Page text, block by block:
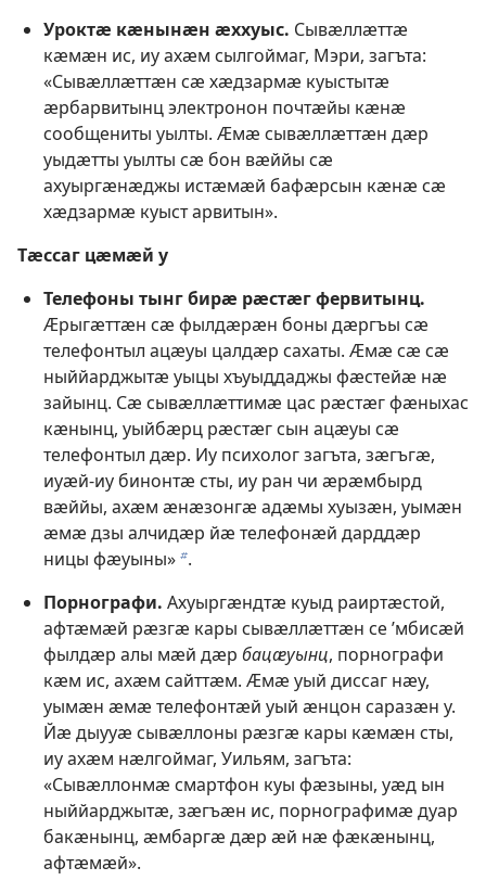
Уроктӕ кӕнынӕн ӕххуыс. Сывӕллӕттӕ
кӕмӕн ис, иу ахӕм сылгоймаг, Мэри, загъта:
«Сывӕллӕттӕн сӕ хӕдзармӕ куыстытӕ
ӕрбарвитынц электронон почтӕйы кӕнӕ
сообщениты уылты. Ӕмӕ сывӕллӕттӕн дӕр
уыдӕтты уылты сӕ бон вӕййы сӕ
ахуыргӕнӕджы истӕмӕй бафӕрсын кӕнӕ сӕ
хӕдзармӕ куыст арвитын».
Тӕссаг цӕмӕй у
Телефоны тынг бирӕ рӕстӕг фервитынц.
Ӕрыгӕттӕн сӕ фылдӕрӕн боны дӕргъы сӕ
телефонтыл ацӕуы цалдӕр сахаты. Ӕмӕ сӕ сӕ
ныййарджытӕ уыцы хъуыддаджы фӕстейӕ нӕ
зайынц. Сӕ сывӕллӕттимӕ цас рӕстӕг фӕныхас
кӕнынц, уыйбӕрц рӕстӕг сын ацӕуы сӕ
телефонтыл дӕр. Иу психолог загъта, зӕгъгӕ,
иуӕй-иу бинонтӕ сты, иу ран чи ӕрӕмбырд
вӕййы, ахӕм ӕнӕзонгӕ адӕмы хуызӕн, уымӕн
ӕмӕ дзы алчидӕр йӕ телефонӕй дарддӕр
ницы фӕуыны»b.
Порнографи. Ахуыргӕндтӕ куыд раиртӕстой,
афтӕмӕй рӕзгӕ кары сывӕллӕттӕн се ’мбисӕй
фылдӕр алы мӕй дӕр бацӕуынц, порнографи
кӕм ис, ахӕм сайттӕм. Ӕмӕ уый диссаг нӕу,
уымӕн ӕмӕ телефонтӕй уый ӕнцон саразӕн у.
Йӕ дыууӕ сывӕллоны рӕзгӕ кары кӕмӕн сты,
иу ахӕм нӕлгоймаг, Уильям, загъта:
«Сывӕллонмӕ смартфон куы фӕзыны, уӕд ын
ныййарджытӕ, зӕгъӕн ис, порнографимӕ дуар
бакӕнынц, ӕмбаргӕ дӕр ӕй нӕ фӕкӕнынц,
афтӕмӕй».